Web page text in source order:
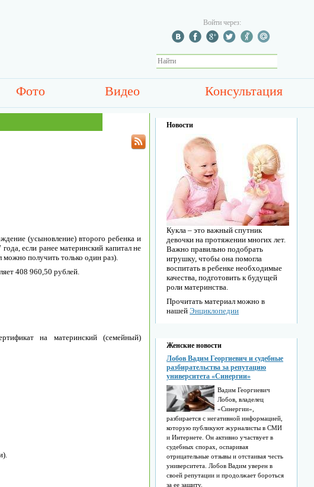
Войти через:
Фото Видео Консультация
(усыновление) второго ребенка и
если ранее материнский капитал не
можно получить только один раз).
408 960,50 рублей.
на материнский (семейный)
Новости
Кукла – это важный спутник
девочки на протяжении многих лет.
Важно правильно подобрать
игрушку, чтобы она помогла
воспитать в ребенке необходимые
качества, подготовить к будущей
роли материнства.
Прочитать материал можно в
нашейЭнциклопедии
Женские новости
Лобов Вадим Георгиевич и судебные
разбирательства за репутацию
университета «Синергии»
Вадим Георгиевич
Лобов, владелец
«Синергии»,
разбирается с негативной информацией,
которую публикуют журналисты в СМИ
и Интернете. Он активно участвует в
судебных спорах, оспаривая
отрицательные отзывы и отстаивая честь
университета. Лобов Вадим уверен в
своей репутации и продолжает бороться
за ее защиту.